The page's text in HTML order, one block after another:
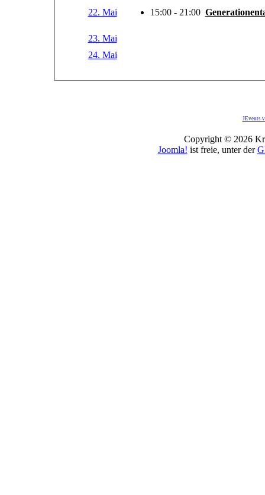
22. Mai 15:00 - 21:00
23. Mai
24. Mai
JEvents
Copyright © 2026
Joomla! ist freie, unter der